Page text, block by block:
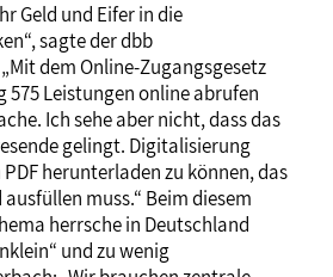
Geld und Eifer in die
sagte der dbb
dem Online-Zugangsgesetz
Leistungen online abrufen
Ich sehe aber nicht, dass das
gelingt. Digitalisierung
herunterladen zu können, das
muss.“ Beim diesem
herrsche in Deutschland
und zu wenig